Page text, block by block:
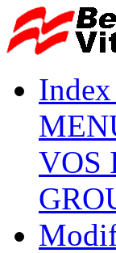
VOS